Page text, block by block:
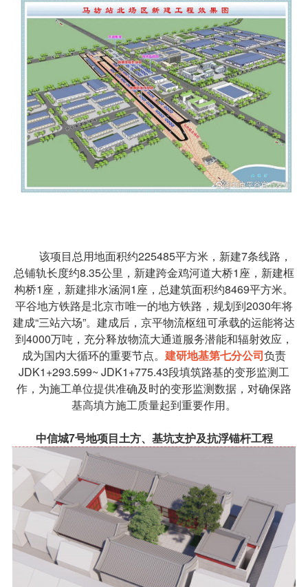
该项目总用地面积约225485平方米，新建7条线路，
总铺轨长度约8.35公里，新建跨金鸡河道大桥1座，新建框
构桥1座，新建排水涵洞1座，总建筑面积约8469平方米。
平谷地方铁路是北京市唯一的地方铁路，规划到2030年将
建成“三站六场”。建成后，京平物流枢纽可承载的运能将达
到4000万吨，充分释放物流大通道服务潜能和辐射效应，
成为国内大循环的重要节点。 建研地基第七分公司负责
JDK1+293.599~ JDK1+775.43段填筑路基的变形监测工
作，为施工单位提供准确及时的变形监测数据，对确保路
基高填方施工质量起到重要作用。
中信城7号地项目土方、基坑支护及抗浮锚杆工程